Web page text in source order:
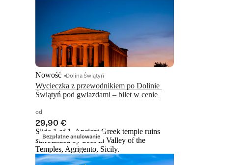
Wycieczka z przewodnikiem po Dolinie
Nowość Dolina Świątyń
od
29,90 €
Bezpłatne anulowanie
Slide 1 of 1, Ancient Greek temple ruins
surrounded by trees in Valley of the
Temples, Agrigento, Sicily.